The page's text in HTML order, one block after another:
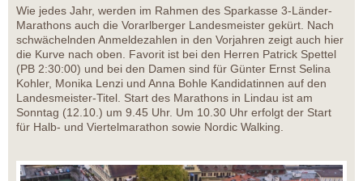
Wie jedes Jahr, werden im Rahmen des Sparkasse 3-Länder-
Marathons auch die Vorarlberger Landesmeister gekürt. Nach
schwächelnden Anmeldezahlen in den Vorjahren zeigt auch hier
die Kurve nach oben. Favorit ist bei den Herren Patrick Spettel
(PB 2:30:00) und bei den Damen sind für Günter Ernst Selina
Kohler, Monika Lenzi und Anna Bohle Kandidatinnen auf den
Landesmeister-Titel. Start des Marathons in Lindau ist am
Sonntag (12.10.) um 9.45 Uhr. Um 10.30 Uhr erfolgt der Start
für Halb- und Viertelmarathon sowie Nordic Walking.